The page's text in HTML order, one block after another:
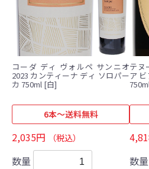
コーダ ディ ヴォルペ サンニオ
2023 カンティーナ ディ ソロパー
カ 750ml [白]
6本～送料無料
2,035円 （税込）
数量
テヌ
ア
数量